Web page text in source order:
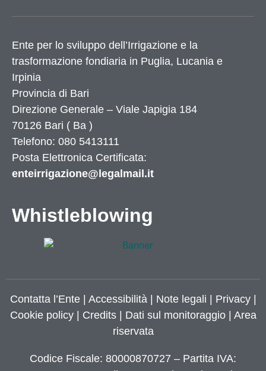
Ente per lo sviluppo dell’Irrigazione e la
trasformazione fondiaria in Puglia, Lucania e
Irpinia
Provincia di Bari
Direzione Generale – Viale Japigia 184
70126 Bari ( Ba )
Telefono: 080 5413111
Posta Elettronica Certificata:
enteirrigazione@legalmail.it
Whistleblowing
Contatta l’Ente| Accessibilità | Note legali | Privacy|
Cookie policy| Credits| Dati sul monitoraggio | Area
riservata
Codice Fiscale: 80000870727 – Partita IVA: